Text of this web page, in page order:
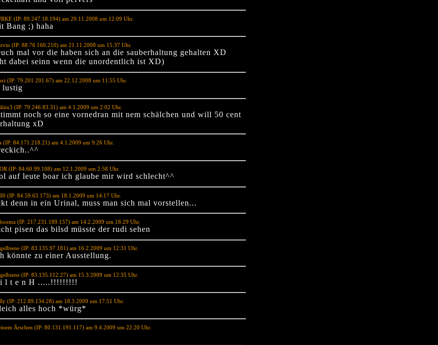
(IP: 89.247.18.194) am 20.11.2008 um 12:09 Uhr.
Bang ;) haha
(IP: 88.76.160.210) am 21.11.2008 um 15:37 Uhr.
mal vor die haben sich an die sauberhaltung gehalten XD
dabei seinn wenn die unordentlich ist XD)
(IP: 79.201.201.67) am 22.12.2008 um 11:55 Uhr.
lustig
(IP: 79.246.83.31) am 4.1.2009 um 2:02 Uhr.
noch so eine vornedran mit nem schälchen und will 50 cent
xD
(IP: 84.171.218.21) am 4.1.2009 um 9:26 Uhr.
(IP: 84.60.99.108) am 12.1.2009 um 2:58 Uhr.
auf leute boar ich glaube mir wird schlecht^^
(IP: 84.59.63.173) am 18.1.2009 um 14:17 Uhr.
denn in ein Urinal, muss man sich mal vorstellen...
(IP: 217.231.189.157) am 14.2.2009 um 18:29 Uhr.
pisen das bilsd müsste der rudi sehen
(IP: 83.135.97.181) am 16.2.2009 um 12:31 Uhr.
könnte zu einer Ausstellung.
(IP: 83.135.112.27) am 15.3.2009 um 12:35 Uhr.
i l t e n H .....!!!!!!!!!
(IP: 212.89.134.28) am 18.3.2009 um 17:51 Uhr.
alles hoch *würg*
Ärschen (IP: 80.131.191.117) am 9.4.2009 um 22:20 Uhr.